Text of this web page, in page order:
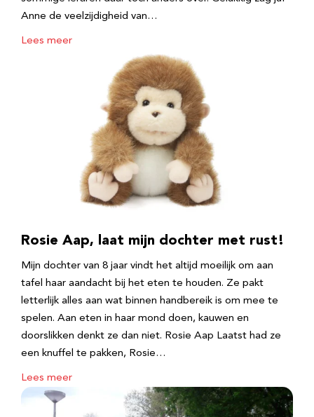
Anne de veelzijdigheid van…
Lees meer
Rosie Aap, laat mijn dochter met rust!
Mijn dochter van 8 jaar vindt het altijd moeilijk om aan
tafel haar aandacht bij het eten te houden. Ze pakt
letterlijk alles aan wat binnen handbereik is om mee te
spelen. Aan eten in haar mond doen, kauwen en
doorslikken denkt ze dan niet. Rosie Aap Laatst had ze
een knuffel te pakken, Rosie…
Lees meer